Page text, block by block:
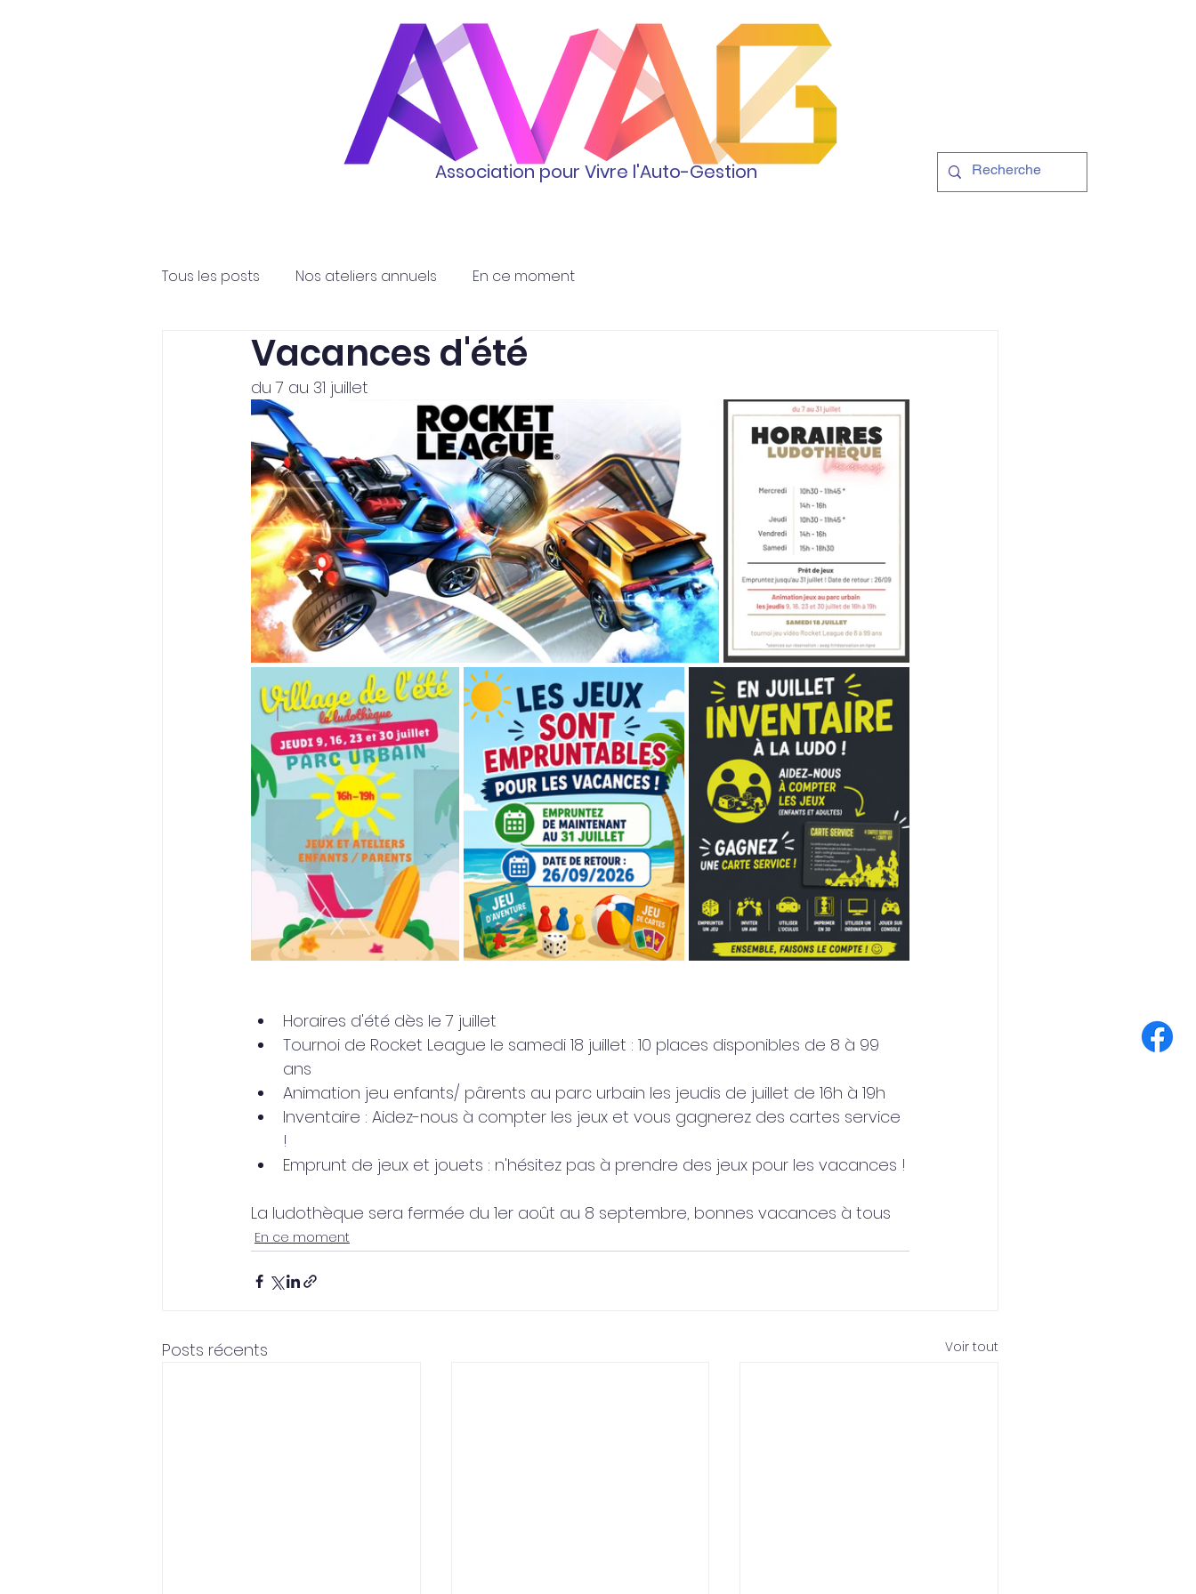
Association pour Vivre l'Auto-Gestion
Tous les posts Nos ateliers annuels En ce moment
Vacances d'été
du 7 au 31 juillet
Horaires d'été dès le 7 juillet
Tournoi de Rocket League le samedi 18 juillet : 10 places disponibles de 8 à 99
ans
Animation jeu enfants/ pârents au parc urbain les jeudis de juillet de 16h à 19h
Inventaire : Aidez-nous à compter les jeux et vous gagnerez des cartes service
!
Emprunt de jeux et jouets : n'hésitez pas à prendre des jeux pour les vacances !
La ludothèque sera fermée du 1er août au 8 septembre, bonnes vacances à tous
En ce moment
Posts récents Voir tout